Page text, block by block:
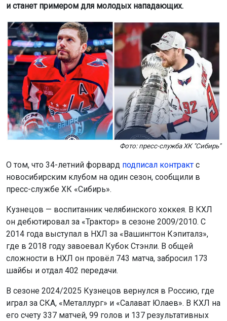
и станет примером для молодых нападающих.
Фото: пресс-служба ХК "Сибирь"
О том, что 34-летний форвард подписал контракт с
новосибирским клубом на один сезон, сообщили в
пресс-службе ХК «Сибирь».
Кузнецов — воспитанник челябинского хоккея. В КХЛ
он дебютировал за «Трактор» в сезоне 2009/2010. С
2014 года выступал в НХЛ за «Вашингтон Кэпиталз»,
где в 2018 году завоевал Кубок Стэнли. В общей
сложности в НХЛ он провёл 743 матча, забросил 173
шайбы и отдал 402 передачи.
В сезоне 2024/2025 Кузнецов вернулся в Россию, где
играл за СКА, «Металлург» и «Салават Юлаев». В КХЛ на
его счету 337 матчей, 99 голов и 137 результативных